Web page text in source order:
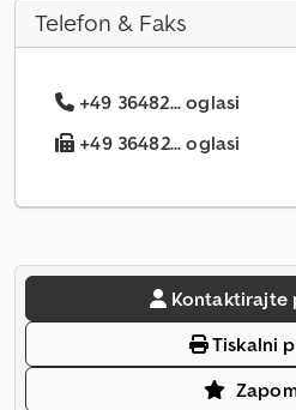
Telefon & Faks
+49 36482... oglasi
+49 36482... oglasi
Kontaktirajte
Tiskalni